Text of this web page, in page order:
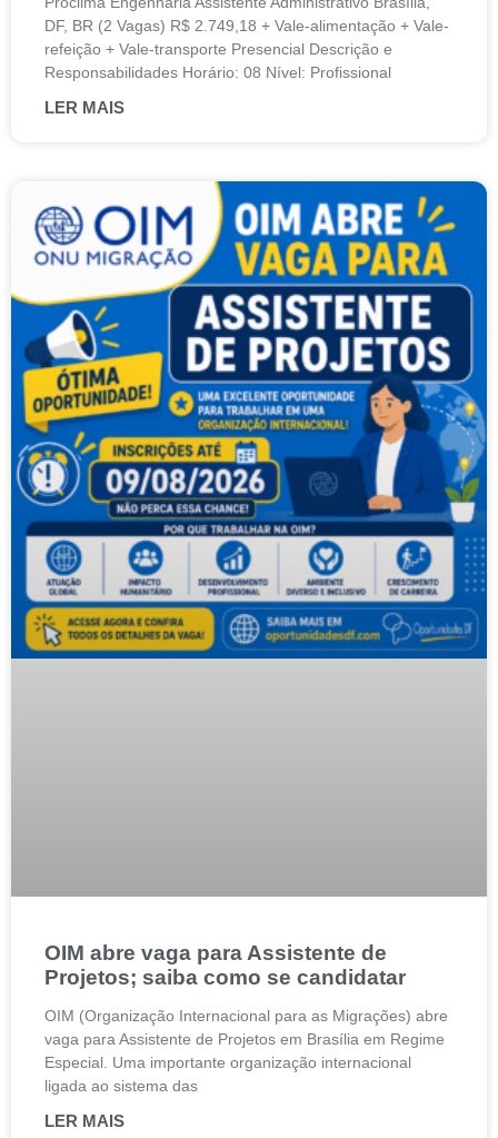
DF, BR (2 Vagas) R$ 2.749,18 + Vale-alimentação + Vale-
refeição + Vale-transporte Presencial Descrição e
Responsabilidades Horário: 08 Nível: Profissional
LER MAIS
OIM abre vaga para Assistente de
Projetos; saiba como se candidatar
OIM (Organização Internacional para as Migrações) abre
vaga para Assistente de Projetos em Brasília em Regime
Especial. Uma importante organização internacional
ligada ao sistema das
LER MAIS